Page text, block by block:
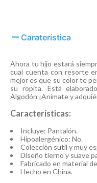
Caraterística
Ahora tu hijo estará
cual cuenta con resorte
mejor es que su color te
su ropita. Está
Algodón ¡Anímate y
Características:
Incluye: Pantalón.
Hipoalergénico: No.
Colección sutil y muy
Diseño tierno y suave
Fabricado en material
Hecho en China.